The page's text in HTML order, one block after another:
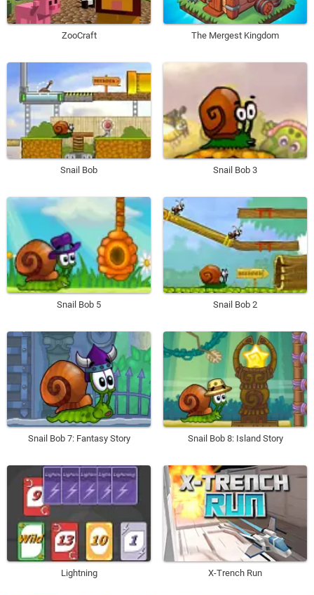
ZooCraft The Mergest Kingdom
Snail Bob Snail Bob 3
Snail Bob 5 Snail Bob 2
Snail Bob 7: Fantasy Story Snail Bob 8: Island Story
Lightning X-Trench Run